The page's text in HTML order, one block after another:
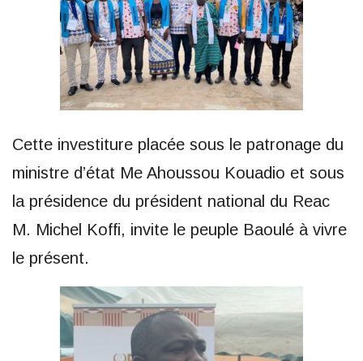
Cette investiture placée sous le patronage du
ministre d’état Me Ahoussou Kouadio et sous
la présidence du président national du Reac
M. Michel Koffi, invite le peuple Baoulé à vivre
le présent.